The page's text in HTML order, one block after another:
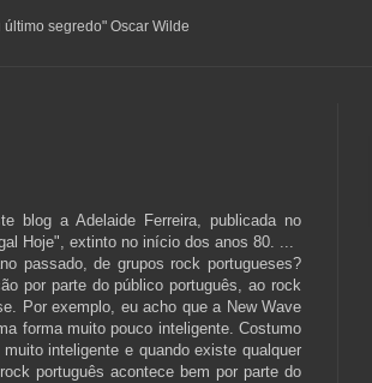
segredo" Oscar Wilde
blog a Adelaide Ferreira, publicada no
Hoje", extinto no início dos anos 80. ...
passado, de grupos rock portugueses?
por parte do público português, ao rock
Por exemplo, eu acho que a New Wave
forma muito pouco inteligente. Costumo
inteligente e quando existe qualquer
português acontece bem por parte do